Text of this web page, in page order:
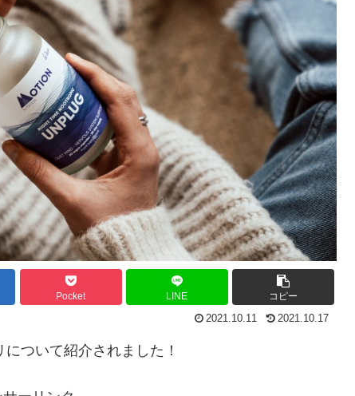
Pocket LINE コピー
2021.10.11 2021.10.17
ついて紹介されました！